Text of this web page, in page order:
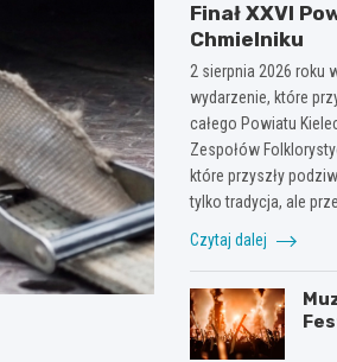
Finał XXVI
Chmielniku
2 sierpnia 2026 roku
wydarzenie, które
całego Powiatu
Zespołów
które przyszły
tylko tradycja, ale
Czytaj dalej